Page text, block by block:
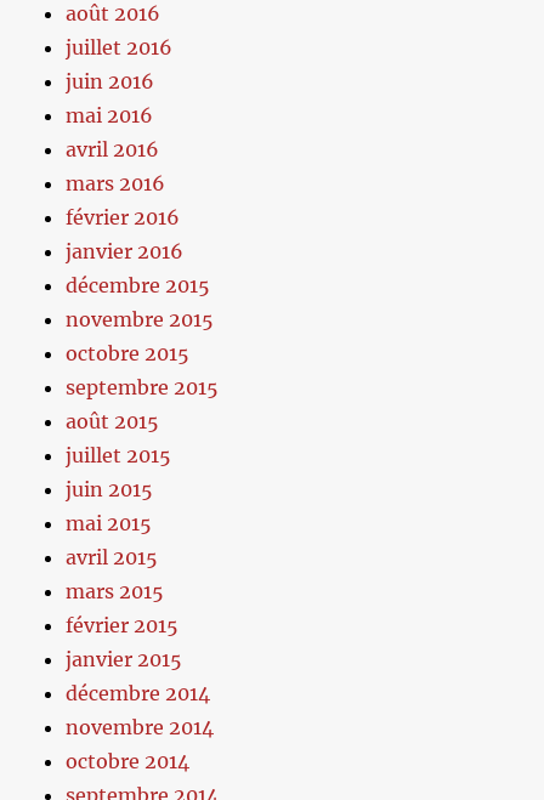
août 2016
juillet 2016
juin 2016
mai 2016
avril 2016
mars 2016
février 2016
janvier 2016
décembre 2015
novembre 2015
octobre 2015
septembre 2015
août 2015
juillet 2015
juin 2015
mai 2015
avril 2015
mars 2015
février 2015
janvier 2015
décembre 2014
novembre 2014
octobre 2014
septembre 2014